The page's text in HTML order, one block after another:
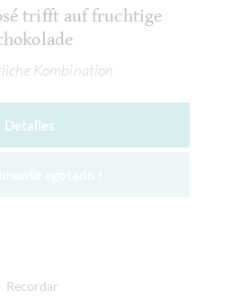
trifft auf fruchtige
Kombination
Detalles
Recordar